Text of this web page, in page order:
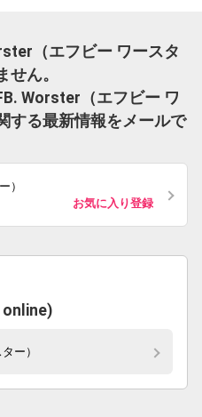
（エフビー ワースタ
ん。
Worster（エフビー ワ
する最新情報をメールで
）
お気に入り登録
online)
ー）